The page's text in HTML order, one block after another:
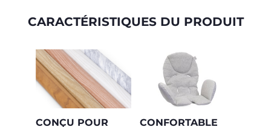
CARACTÉRISTIQUES DU PRODUIT
CONÇU POUR CONFORTABLE